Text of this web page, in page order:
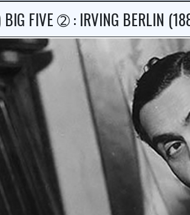
BIG FIVE ➁ : IRVING BERLIN